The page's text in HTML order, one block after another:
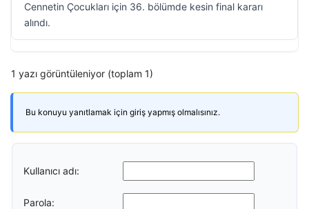
Cennetin Çocukları için 36. bölümde kesin final kararı
alındı.
1 yazı görüntüleniyor (toplam 1)
Bu konuyu yanıtlamak için giriş yapmış olmalısınız.
Kullanıcı adı:
Parola: